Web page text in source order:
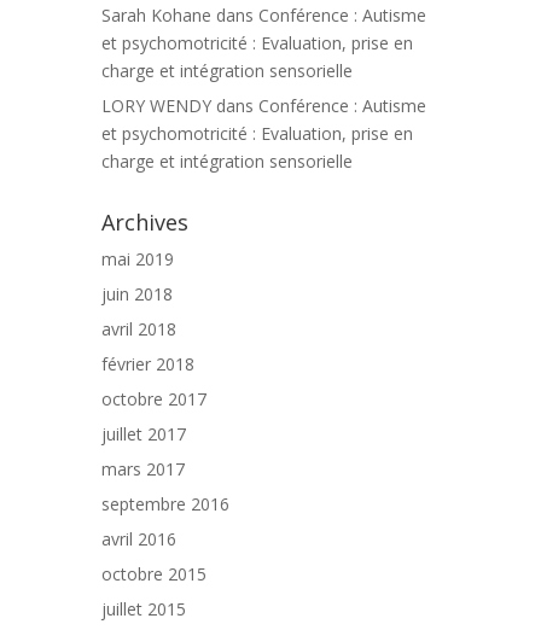
Sarah Kohane dans Conférence : Autisme
et psychomotricité : Evaluation, prise en
charge et intégration sensorielle
LORY WENDY dans Conférence : Autisme
et psychomotricité : Evaluation, prise en
charge et intégration sensorielle
Archives
mai 2019
juin 2018
avril 2018
février 2018
octobre 2017
juillet 2017
mars 2017
septembre 2016
avril 2016
octobre 2015
juillet 2015